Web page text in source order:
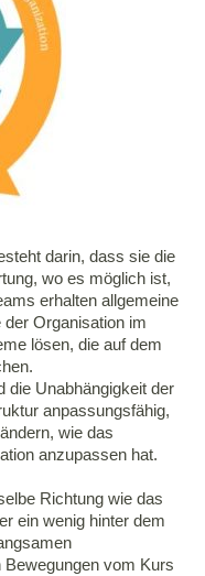
darin, dass sie die
wo es möglich ist,
erhalten allgemeine
Organisation im
lösen, die auf dem
die Unabhängigkeit der
anpassungsfähig,
wie das
anzupassen hat.
Richtung wie das
ein wenig hinter dem
vom Kurs